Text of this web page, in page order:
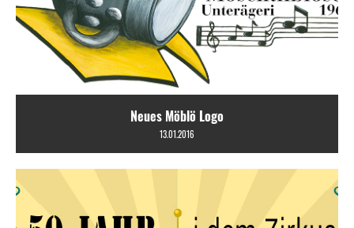
Neues Möblö Logo
13.01.2016